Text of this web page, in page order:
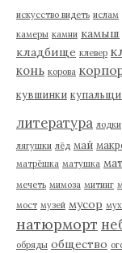
искусство видеть ислам
камеры камни камыш
кладбище клевер
конь корова
кувшинки
литература лодки
лягушки лёд май
матрёшка матушка
мечеть мимоза митинг
мост музей мусор
натюрморт
обряды общество